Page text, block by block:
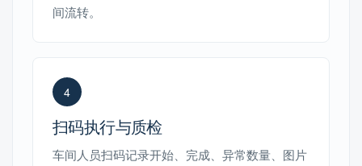
间流转。
4
扫码执行与质检
车间人员扫码记录开始、完成、异常数量、图片